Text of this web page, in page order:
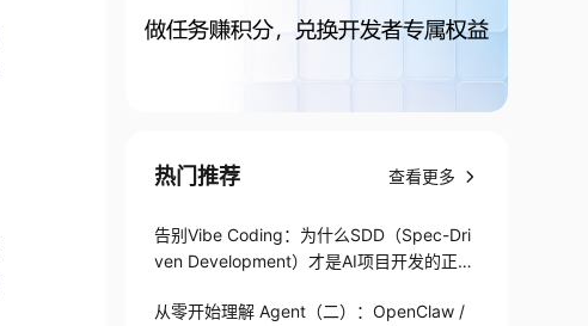
热门推荐 查看更多
告别Vibe Coding：为什么SDD（Spec-Dri
ven Development）才是AI项目开发的正确
从零开始理解 Agent（二）：OpenClaw /